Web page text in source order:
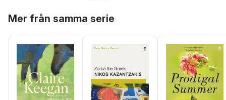
Mer från samma serie